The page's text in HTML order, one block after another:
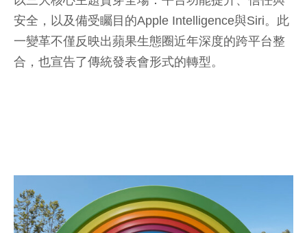
安全，以及備受矚目的Apple Intelligence與Siri。此
一變革不僅反映出蘋果生態圈近年深度的跨平台整
合，也宣告了傳統發表會形式的轉型。